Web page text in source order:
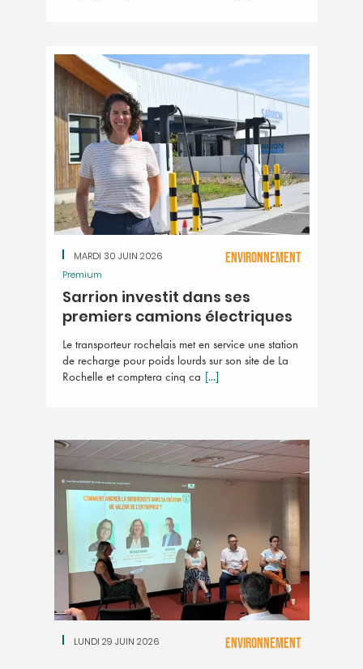
MARDI 30 JUIN 2026
Sarrion investit dans ses
premiers camions électriques
Le transporteur rochelais met en service une station
de recharge pour poids lourds sur son site de La
Rochelle et comptera cinq ca [...]
ENVIRONNEMENT
Premium
LUNDI 29 JUIN 2026 ENVIRONNEMENT